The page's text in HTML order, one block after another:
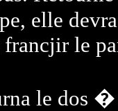
elle
le
le dos